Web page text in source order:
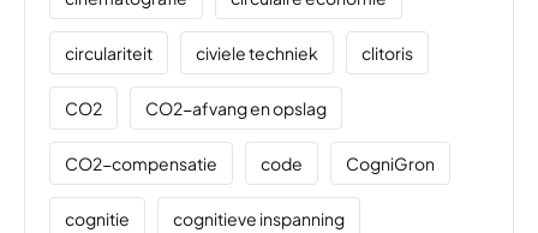
circulariteit civiele techniek clitoris
CO2 CO2-afvang en opslag
CO2-compensatie code CogniGron
cognitie cognitieve inspanning